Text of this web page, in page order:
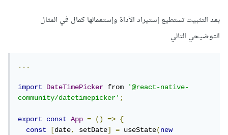
بعد التثبيت تستطيع إستيراد الأداة وإستعمالها كمال في المثال
التوضيحي التالي
...
import DateTimePicker from '@react-native-
community/datetimepicker';
export const App = () =>
{
const
[date, setDate] = useState(new